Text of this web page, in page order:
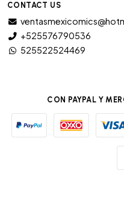
CONTACT US
+525576790536
525522524469
CON PAYPAL Y